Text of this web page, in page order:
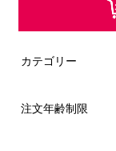
カテゴリー
注文年齢制限